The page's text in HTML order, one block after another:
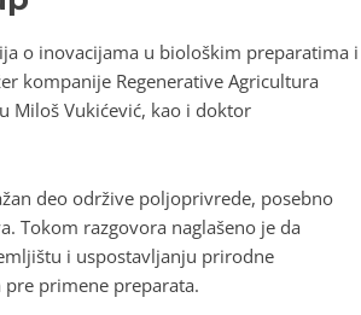
o inovacijama u biološkim preparatima i
kompanije Regenerative Agricultura
Miloš Vukićević, kao i doktor
deo održive poljoprivrede, posebno
Tokom razgovora naglašeno je da
i uspostavljanju prirodne
pre primene preparata.